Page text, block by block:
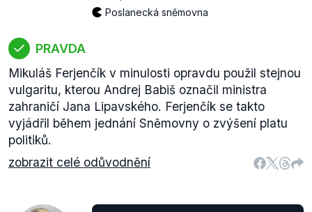
Poslanecká sněmovna
PRAVDA
Mikuláš Ferjenčík v minulosti opravdu použil stejnou
vulgaritu, kterou Andrej Babiš označil ministra
zahraničí Jana Lipavského. Ferjenčík se takto
vyjádřil během jednání Sněmovny o zvýšení platu
politiků.
zobrazit celé odůvodnění